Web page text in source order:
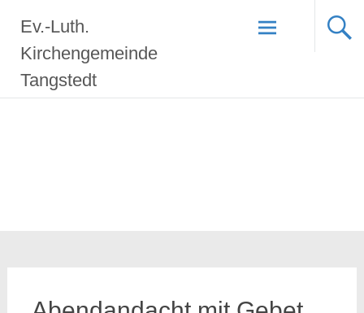
Inhalt
springen
Ev.-Luth.
Kirchengemeinde
Tangstedt